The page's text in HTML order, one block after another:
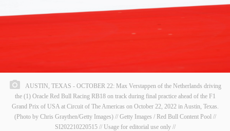
AUSTIN, TEXAS - OCTOBER 22: Max Verstappen of the Netherlands driving
the (1) Oracle Red Bull Racing RB18 on track during final practice ahead of the F1
Grand Prix of USA at Circuit of The Americas on October 22, 2022 in Austin, Texas.
(Photo by Chris Graythen/Getty Images) // Getty Images / Red Bull Content Pool //
SI202210220515 // Usage for editorial use only //